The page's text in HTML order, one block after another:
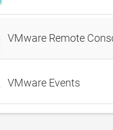
VMware Remote
VMware Events